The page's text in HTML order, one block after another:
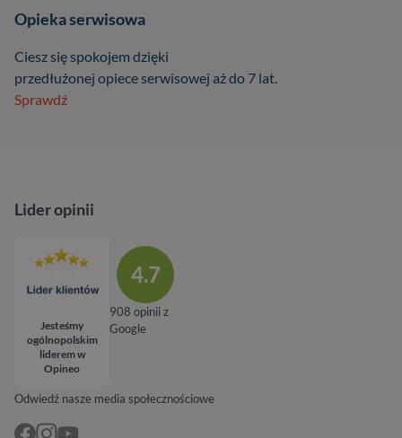
Opieka serwisowa
Ciesz się spokojem dzięki
przedłużonej opiece serwisowej aż do 7 lat.
Sprawdź
Odwiedź nasze media społecznościowe
Lider opinii
Jesteśmy
ogólnopolskim
liderem w
Opineo
4.7
908 opinii z
Google